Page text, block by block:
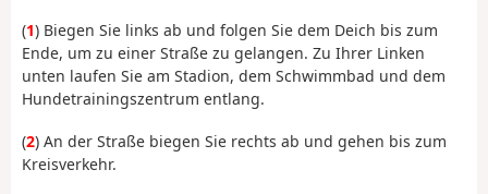
(1) Biegen Sie links ab und folgen Sie dem Deich bis zum
Ende, um zu einer Straße zu gelangen. Zu Ihrer Linken
unten laufen Sie am Stadion, dem Schwimmbad und dem
Hundetrainingszentrum entlang.
(2) An der Straße biegen Sie rechts ab und gehen bis zum
Kreisverkehr.